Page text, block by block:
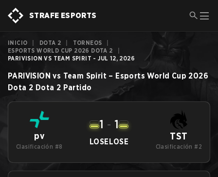
STRAFE ESPORTS
INICIO DOTA 2 TORNEOS
ESPORTS WORLD CUP 2026 DOTA 2
PARIVISION VS TEAM SPIRIT - JUL 12, 2026
PARIVISION vs Team Spirit – Esports World Cup 2026
Dota 2 Dota 2 Partido
pv
Clasificación #8
LOSE
1 - 1
LOSE TST
Clasificación #2